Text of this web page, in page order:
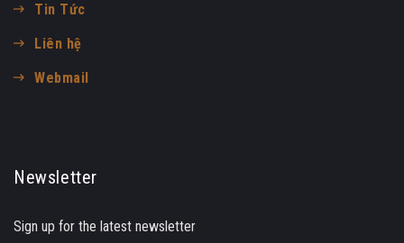
Tin Tức
Liên hệ
Webmail
Newsletter
Sign up for the latest newsletter